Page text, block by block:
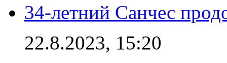
34-летний Санчес
22.8.2023, 15:20